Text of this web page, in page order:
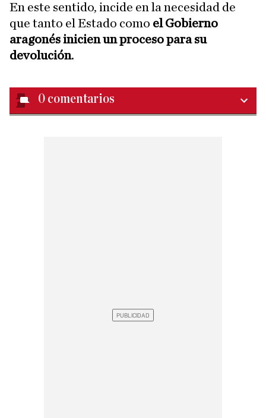
En este sentido, incide en la necesidad de
que tanto el Estado como el Gobierno
aragonés inicien un proceso para su
devolución.
0 comentarios